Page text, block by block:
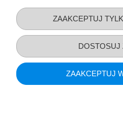
Informacje o
ZAAKCEPTUJ
DOSTOSUJ
ZAAKCEPTUJ